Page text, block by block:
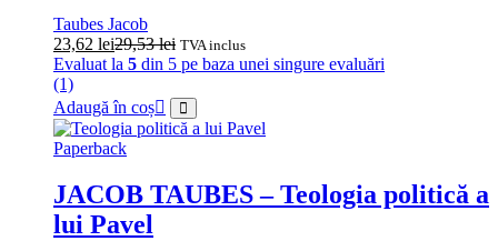
Taubes Jacob
23,62 lei29,53lei TVA inclus
Evaluat la 5 din 5 pe baza unei singure evaluări
(1)
Adaugă în coș
Paperback
JACOB TAUBES – Teologia politică a
lui Pavel